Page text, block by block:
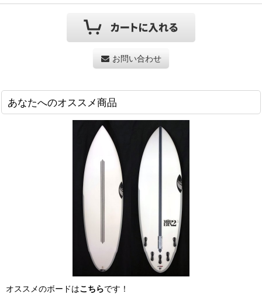
お問い合わせ
あなたへのオススメ商品
オススメのボードはこちらです！